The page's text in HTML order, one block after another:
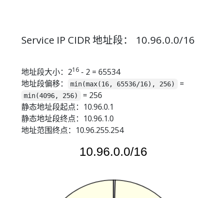
Service IP CIDR 地址段： 10.96.0.0/16
地址段大小：216 - 2 = 65534
地址段偏移：
min(max(16, 65536/16), 256) =
min(4096, 256)
= 256
静态地址段起点：10.96.0.1
静态地址段终点：10.96.1.0
地址范围终点：10.96.255.254
10.96.0.0/16